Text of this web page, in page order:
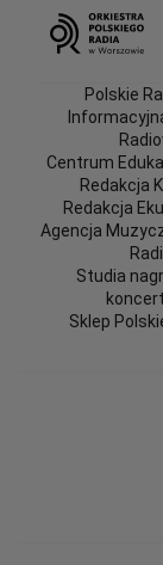
Polskie
Centrum
Redakcja
Redakcja
Agencja
Studia
Sklep